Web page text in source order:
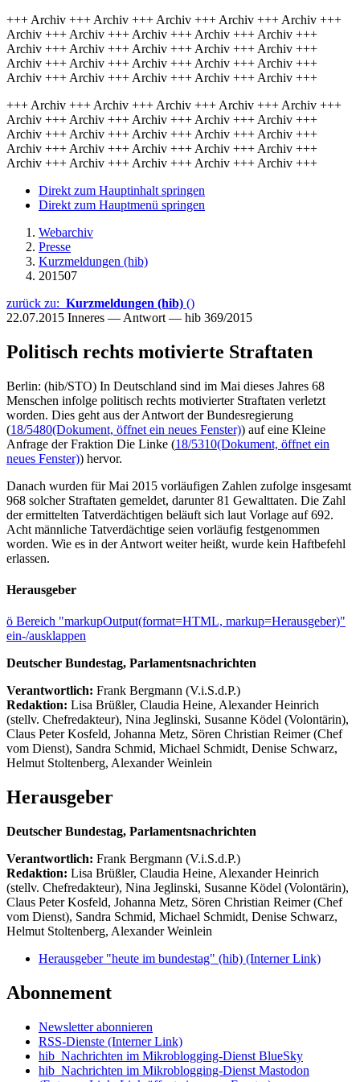
+++ Archiv +++ Archiv +++ Archiv +++ Archiv +++ Archiv +++
Archiv +++ Archiv +++ Archiv +++ Archiv +++ Archiv +++
Archiv +++ Archiv +++ Archiv +++ Archiv +++ Archiv +++
Archiv +++ Archiv +++ Archiv +++ Archiv +++ Archiv +++
Archiv +++ Archiv +++ Archiv +++ Archiv +++ Archiv +++
+++ Archiv +++ Archiv +++ Archiv +++ Archiv +++ Archiv +++
Archiv +++ Archiv +++ Archiv +++ Archiv +++ Archiv +++
Archiv +++ Archiv +++ Archiv +++ Archiv +++ Archiv +++
Archiv +++ Archiv +++ Archiv +++ Archiv +++ Archiv +++
Archiv +++ Archiv +++ Archiv +++ Archiv +++ Archiv +++
Direkt zum Hauptinhalt springen
Direkt zum Hauptmenü springen
Webarchiv
Presse
Kurzmeldungen (hib)
201507
zurück zu: Kurzmeldungen (hib) ()
22.07.2015 Inneres — Antwort — hib 369/2015
Politisch rechts motivierte Straftaten
Berlin: (hib/STO) In Deutschland sind im Mai dieses Jahres 68
Menschen infolge politisch rechts motivierter Straftaten verletzt
worden. Dies geht aus der Antwort der Bundesregierung
(18/5480(Dokument, öffnet ein neues Fenster)) auf eine Kleine
Anfrage der Fraktion Die Linke (18/5310(Dokument, öffnet ein
neues Fenster)) hervor.
Danach wurden für Mai 2015 vorläufigen Zahlen zufolge insgesamt
968 solcher Straftaten gemeldet, darunter 81 Gewalttaten. Die Zahl
der ermittelten Tatverdächtigen beläuft sich laut Vorlage auf 692.
Acht männliche Tatverdächtige seien vorläufig festgenommen
worden. Wie es in der Antwort weiter heißt, wurde kein Haftbefehl
erlassen.
Herausgeber
ö Bereich "markupOutput(format=HTML, markup=Herausgeber)"
ein-/ausklappen
Deutscher Bundestag, Parlamentsnachrichten
Verantwortlich: Frank Bergmann (V.i.S.d.P.)
Redaktion: Lisa Brüßler, Claudia Heine, Alexander Heinrich
(stellv. Chefredakteur), Nina Jeglinski, Susanne Ködel (Volontärin),
Claus Peter Kosfeld, Johanna Metz, Sören Christian Reimer (Chef
vom Dienst), Sandra Schmid, Michael Schmidt, Denise Schwarz,
Helmut Stoltenberg, Alexander Weinlein
Herausgeber
Deutscher Bundestag, Parlamentsnachrichten
Verantwortlich: Frank Bergmann (V.i.S.d.P.)
Redaktion: Lisa Brüßler, Claudia Heine, Alexander Heinrich
(stellv. Chefredakteur), Nina Jeglinski, Susanne Ködel (Volontärin),
Claus Peter Kosfeld, Johanna Metz, Sören Christian Reimer (Chef
vom Dienst), Sandra Schmid, Michael Schmidt, Denise Schwarz,
Helmut Stoltenberg, Alexander Weinlein
Herausgeber "heute im bundestag" (hib) (Interner Link)
Abonnement
Newsletter abonnieren
RSS-Dienste (Interner Link)
hib_Nachrichten im Mikroblogging-Dienst BlueSky
hib_Nachrichten im Mikroblogging-Dienst Mastodon